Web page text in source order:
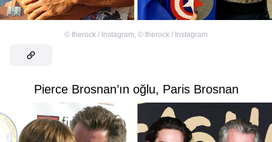
© therock / Instagram, © therock / Instagram
Pierce Brosnan’ın oğlu, Paris Brosnan